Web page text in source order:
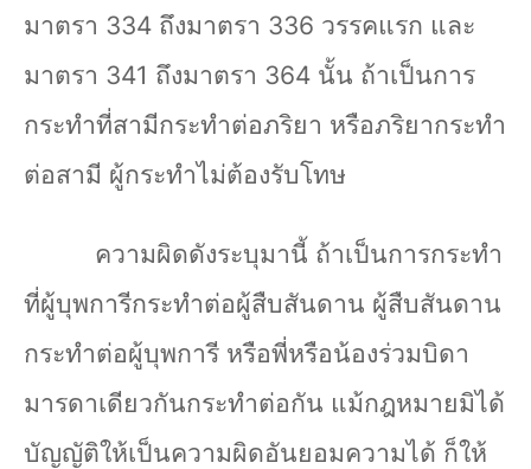
มาตรา 334 ถึงมาตรา 336 วรรคแรก และ
มาตรา 341 ถึงมาตรา 364 นั้น ถ้าเป็นการ
กระทำที่สามีกระทำต่อภริยา หรือภริยากระทำ
ต่อสามี ผู้กระทำไม่ต้องรับโทษ
ความผิดดังระบุมานี้ ถ้าเป็นการกระทำ
ที่ผู้บุพการีกระทำต่อผู้สืบสันดาน ผู้สืบสันดาน
กระทำต่อผู้บุพการี หรือพี่หรือน้องร่วมบิดา
มารดาเดียวกันกระทำต่อกัน แม้กฎหมายมิได้
บัญญัติให้เป็นความผิดอันยอมความได้ ก็ให้